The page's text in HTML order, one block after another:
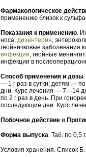
Фармакологическое
применению близок к
Показания к применению.
носа, дизентерия,
гнойничковые заболевания
инфекция, гнойные
инфекции в
Способ применения и дозы
— 1 г раз в сутки; детям —
дни. Курс лечения — 7—14
по 2 г раз в день. При
последующие дни. Курс
Побочное действие и
Форма выпуска. Таб. по 0,5 г.
Условия хранения. Список Б.